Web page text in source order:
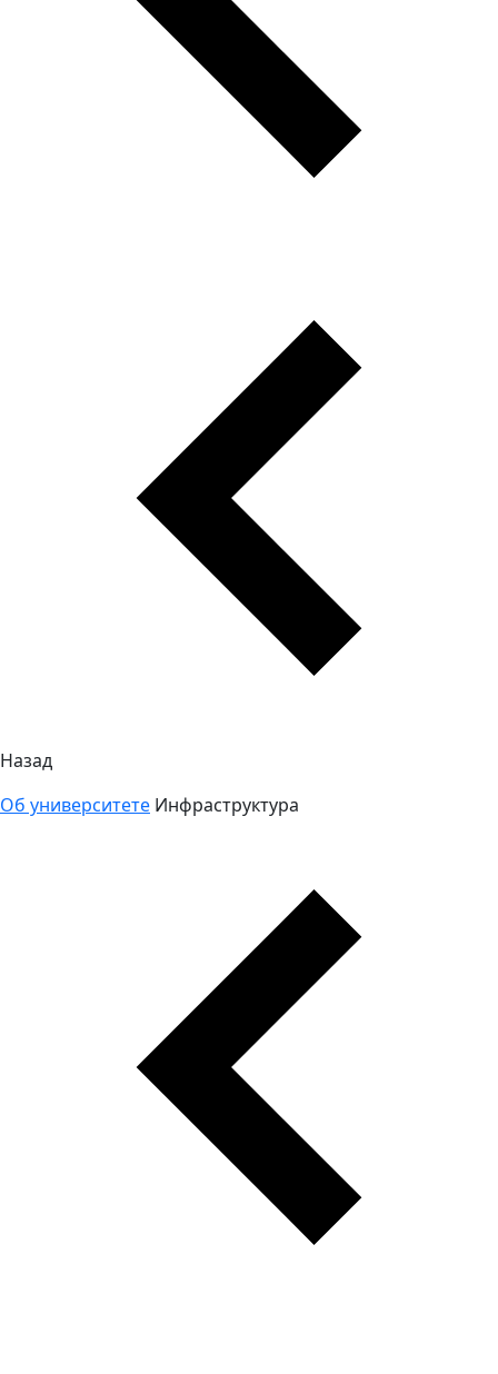
Назад
Об университете Инфраструктура